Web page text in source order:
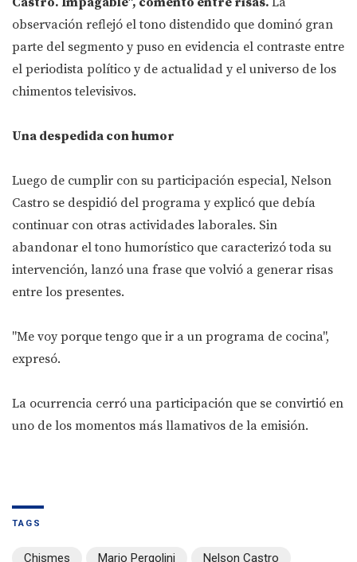
observación reflejó el tono distendido que dominó gran
parte del segmento y puso en evidencia el contraste entre
el periodista político y de actualidad y el universo de los
chimentos televisivos.
Una despedida con humor
Luego de cumplir con su participación especial, Nelson
Castro se despidió del programa y explicó que debía
continuar con otras actividades laborales. Sin
abandonar el tono humorístico que caracterizó toda su
intervención, lanzó una frase que volvió a generar risas
entre los presentes.
"Me voy porque tengo que ir a un programa de cocina",
expresó.
La ocurrencia cerró una participación que se convirtió en
uno de los momentos más llamativos de la emisión.
TAGS
Chismes Mario Pergolini Nelson Castro